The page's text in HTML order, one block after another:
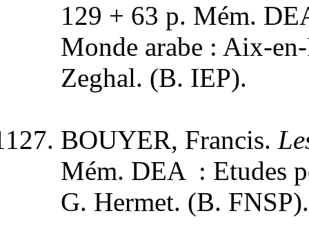
129 + 63 p. Mém.
Monde arabe : Aix-
Zeghal. (B. IEP).
BOUYER, Francis.
Mém. DEA : Etudes
G. Hermet. (B. FNSP).